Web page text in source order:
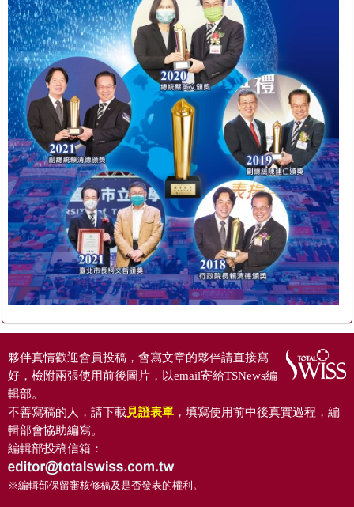
夥伴真情歡迎會員投稿，會寫文章的夥伴請直接寫
好，檢附兩張使用前後圖片，以email寄給TSNews編
輯部。
不善寫稿的人，請下載見證表單 ，填寫使用前中後真實過程，編
輯部會協助編寫。
編輯部投稿信箱：
※編輯部保留審核修稿及是否發表的權利。